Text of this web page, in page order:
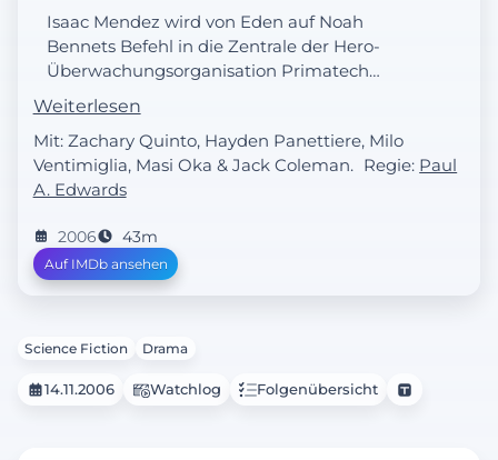
Isaac Mendez wird von Eden auf Noah
Bennets Befehl in die Zentrale der Hero-
Überwachungsorganisation Primatech
gebracht, um dort einen Heroin-Entzug zu
machen. Der Entzug verläuft erfolgreich.
Weiterlesen
Mit: Zachary Quinto, Hayden Panettiere, Milo
Ventimiglia, Masi Oka & Jack Coleman. Regie: Paul
A. Edwards
2006 43m
Auf IMDb ansehen
Science Fiction Drama
14.11.2006 Watchlog Folgenübersicht